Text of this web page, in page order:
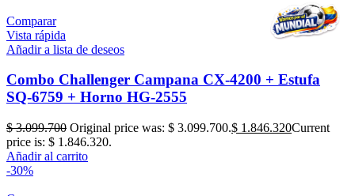
Comparar
Vista rápida
Añadir a lista de deseos
Combo Challenger Campana CX-4200 + Estufa
SQ-6759 + Horno HG-2555
$3.099.700 Original price was: $ 3.099.700.$ 1.846.320Current
price is: $ 1.846.320.
Añadir al carrito
-30%